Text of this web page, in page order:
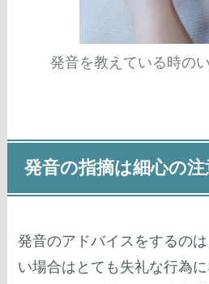
発音を教えている時の
発音の指摘は細心の
発音のアドバイスをするの
い場合はとても失礼な行為